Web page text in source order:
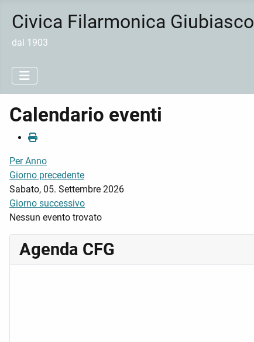
Civica Filarmonica Giubiasco
dal 1903
Calendario eventi
Per Anno
Giorno precedente
Sabato, 05. Settembre 2026
Giorno successivo
Nessun evento trovato
Agenda CFG